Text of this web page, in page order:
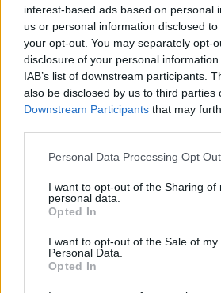
interest-based ads based on personal
us or personal information disclosed
your opt-out. You may separately opt-
disclosure of your personal
IAB’s list of downstream participants.
also be disclosed by us to third parties
Downstream Participants that may
Please note that this website/app uses
not limited to your visit or usage
grant or deny consent to Google and
use your data for below specified
consent section.
Personal Data Processing Opt
I want to opt-out of the Sharing of
personal data.
Opted In
I want to opt-out of the Sale of my
Personal Data.
Opted In